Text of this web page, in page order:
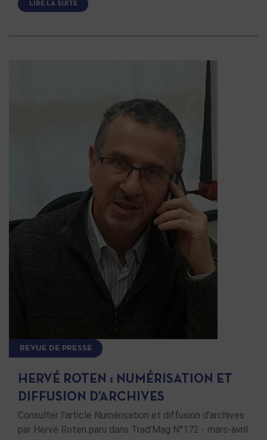
LIRE LA SUITE
REVUE DE PRESSE
HERVÉ ROTEN : NUMÉRISATION ET
DIFFUSION D’ARCHIVES
Consulter l'article Numérisation et diffusion d'archives
par Hervé Roten paru dans Trad’Mag N°172 - mars-avril